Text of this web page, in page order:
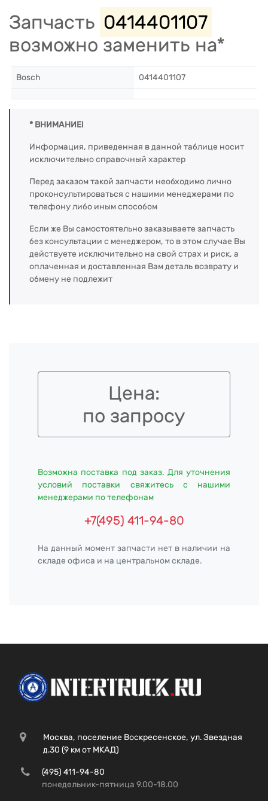
Запчасть 0414401107
возможно заменить на*
Bosch 0414401107
* ВНИМАНИЕ!
Информация, приведенная в данной таблице носит
исключительно справочный характер
Перед заказом такой запчасти необходимо лично
проконсультироваться с нашими менеджерами по
телефону либо иным способом
Если же Вы самостоятельно заказываете запчасть
без консультации с менеджером, то в этом случае Вы
действуете исключительно на свой страх и риск, а
оплаченная и доставленная Вам деталь возврату и
обмену не подлежит
Цена:
по запросу
Возможна поставка под заказ. Для уточнения
условий поставки свяжитесь с нашими
менеджерами по телефонам
+7(495) 411-94-80
На данный момент запчасти нет в наличии на
складе офиса и на центральном складе.
Москва, поселение Воскресенское, ул. Звездная
д.30 (9 км от МКАД)
(495) 411-94-80
понедельник-пятница 9.00-18.00